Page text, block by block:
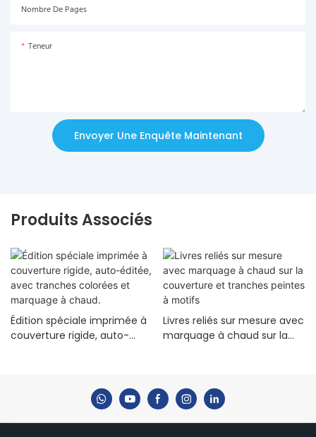
Nombre De Pages
Teneur
Envoyer Une Enquête Maintenant
Produits Associés
Édition spéciale imprimée à
couverture rigide, auto-
Livres reliés sur mesure avec
marquage à chaud sur la